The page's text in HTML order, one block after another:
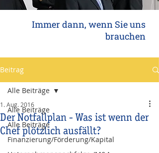
Immer dann, wenn Sie uns
brauchen
Beitrag
Alle Beiträge
Alle Beiträge
Finanzierung/Förderung/Kapital
Alle Beiträge
Der Notfallplan - Was ist wenn der
Chef plötzlich ausfällt?
1. Aug. 2016